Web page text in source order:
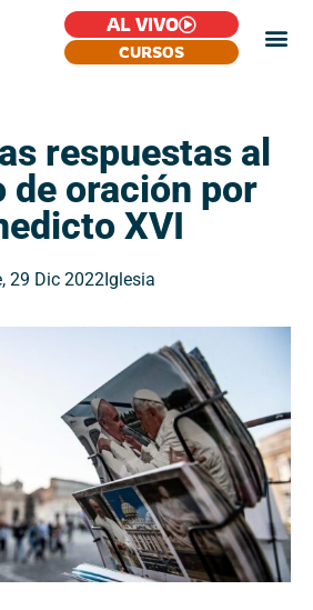
AL VIVO
CURSOS
respuestas al
de oración por
XVI
29 Dic 2022Iglesia